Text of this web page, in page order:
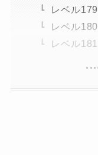
レベル179
レベル180
レベル181